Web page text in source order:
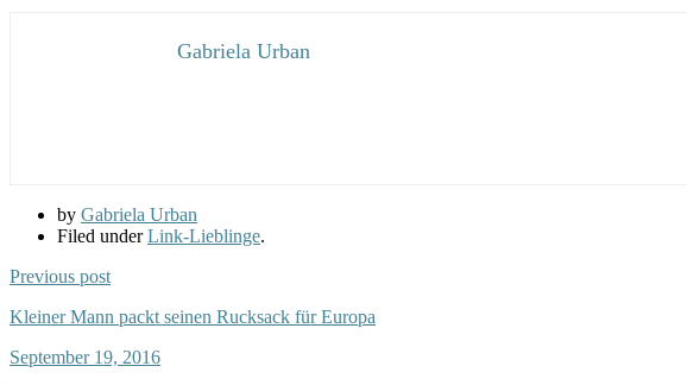
Gabriela Urban
by Gabriela Urban
Filed underLink-Lieblinge.
Previous post
Kleiner Mann packt seinen Rucksack für Europa
September 19, 2016